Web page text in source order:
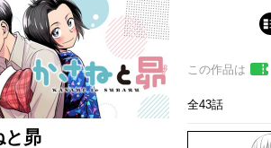
と昴
この作品は
全43話